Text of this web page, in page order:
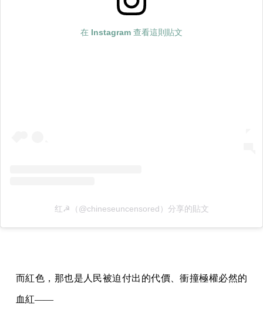
在 Instagram 查看這則貼文
红☭（@chineseuncensored）分享的貼文
而紅色，那也是人民被迫付出的代價、衝撞極權必然的
血紅——